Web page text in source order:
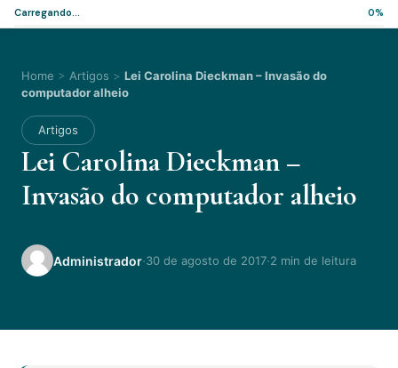
Home > Artigos > Lei Carolina Dieckman – Invasão do
computador alheio
Artigos
Lei Carolina Dieckman –
Invasão do computador alheio
Administrador·30 de agosto de 2017·2 min de leitura
Carregando... 0%